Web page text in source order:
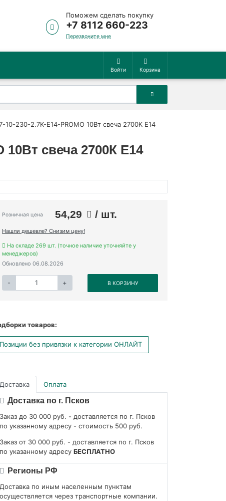
Поможем сделать покупку
+7 8112 660-223
Перезвоните мне
Войти Корзина
230-2.7K-E14-PROMO 10Вт свеча 2700К E14
свеча 2700К E14
Розничная цена 54,29 / шт.
Нашли дешевле? Снизим цену!
На складе 269 шт. (точное наличие уточняйте у
менеджеров)
Обновлено 06.08.2026
- + В КОРЗИНУ
товаров:
Позиции без привязки к категории ОНЛАЙТ
Доставка Оплата
Доставка по г. Псков
Заказ до 30 000 руб. - доставляется по г. Псков
по указанному адресу - стоимость 500 руб.
Заказ от 30 000 руб. - доставляется по г. Псков
по указанному адресу БЕСПЛАТНО
Регионы РФ
Доставка по иным населенным пунктам
осуществляется через транспортные компании.